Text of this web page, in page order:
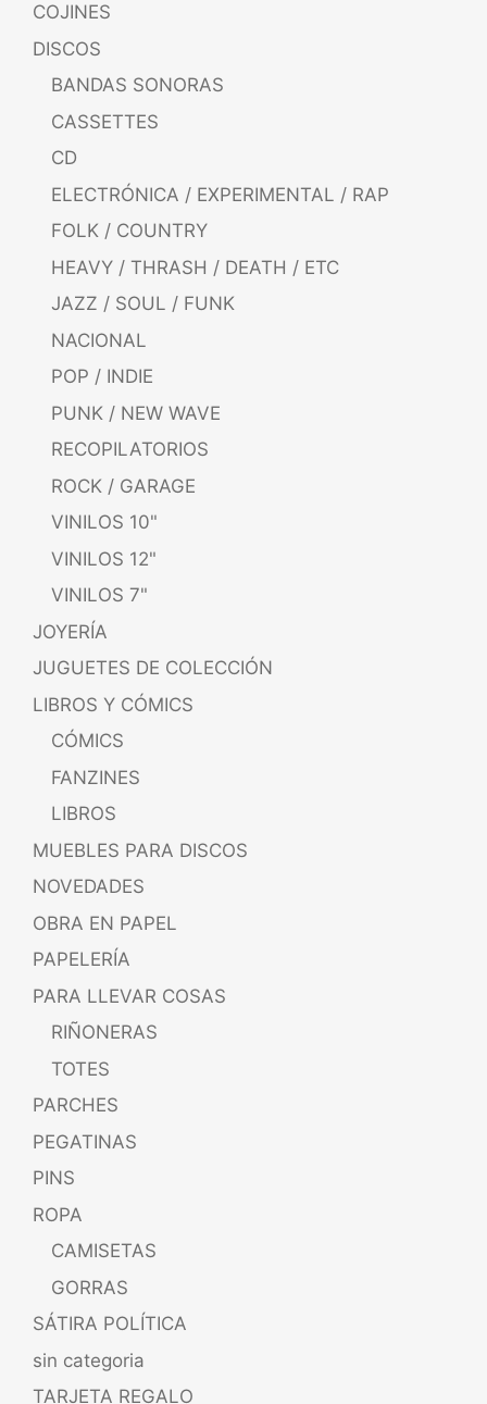
COJINES
DISCOS
BANDAS SONORAS
CASSETTES
CD
ELECTRÓNICA / EXPERIMENTAL / RAP
FOLK / COUNTRY
HEAVY / THRASH / DEATH / ETC
JAZZ / SOUL / FUNK
NACIONAL
POP / INDIE
PUNK / NEW WAVE
RECOPILATORIOS
ROCK / GARAGE
VINILOS 10"
VINILOS 12"
VINILOS 7"
JOYERÍA
JUGUETES DE COLECCIÓN
LIBROS Y CÓMICS
CÓMICS
FANZINES
LIBROS
MUEBLES PARA DISCOS
NOVEDADES
OBRA EN PAPEL
PAPELERÍA
PARA LLEVAR COSAS
RIÑONERAS
TOTES
PARCHES
PEGATINAS
PINS
ROPA
CAMISETAS
GORRAS
SÁTIRA POLÍTICA
sin categoria
TARJETA REGALO